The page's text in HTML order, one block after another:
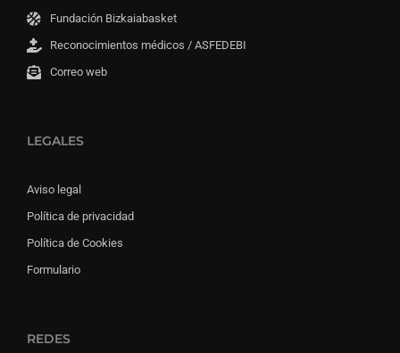
Fundación Bizkaiabasket
Reconocimientos médicos / ASFEDEBI
Correo web
LEGALES
Aviso legal
Política de privacidad
Política de Cookies
Formulario
REDES